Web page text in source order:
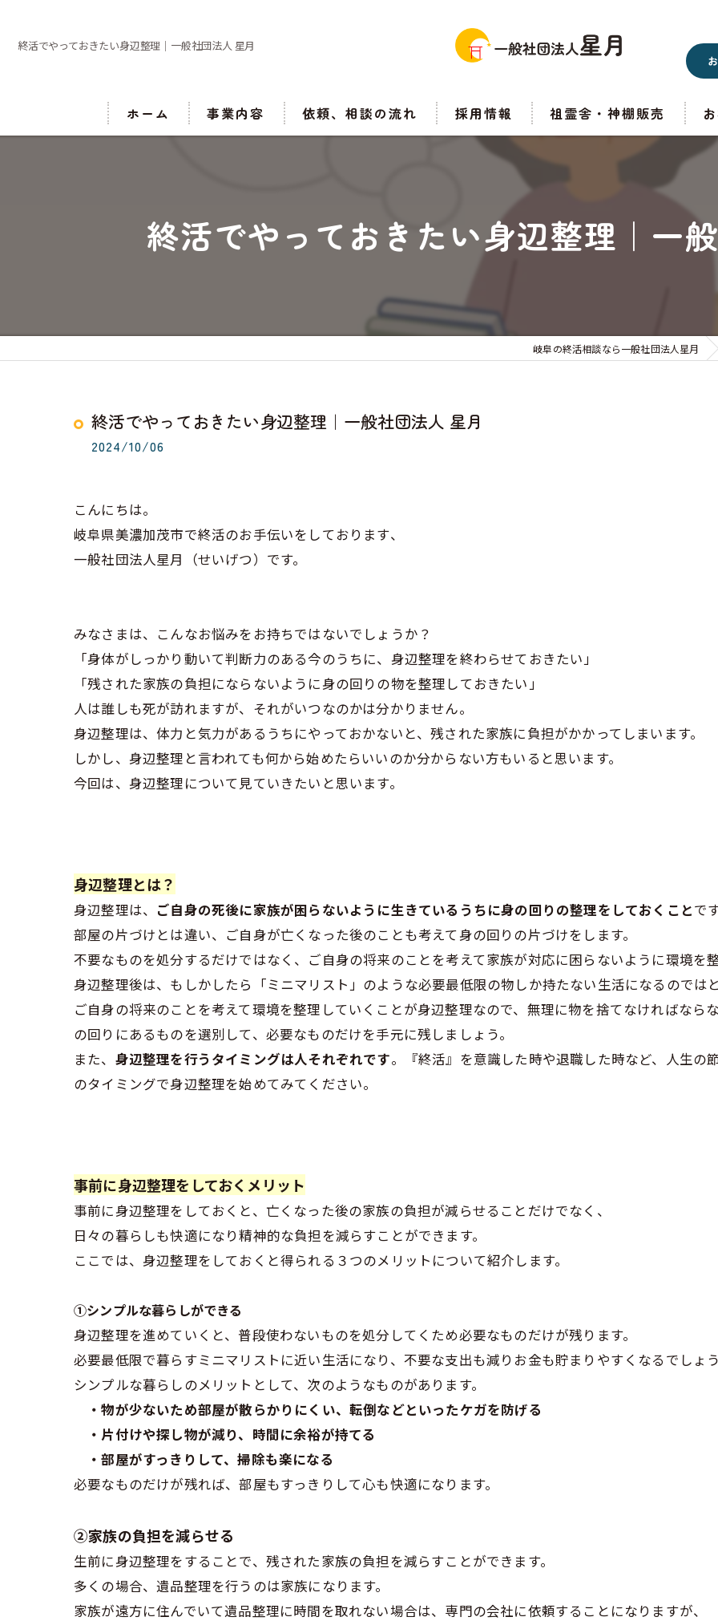
終活でやっておきたい身辺整理｜一般社団法人 星月
ホーム 事業内容 依頼、相談の流れ 採用情報 祖霊舎・神棚販売
終活でやっておきたい身辺整理｜一
岐阜の終活相談なら一般社団法人星月
終活でやっておきたい身辺整理｜一般社団法人 星月
2024/10/06
こんにちは。
岐阜県美濃加茂市で終活のお手伝いをしております、
一般社団法人星月（せいげつ）です。
みなさまは、こんなお悩みをお持ちではないでしょうか？
「身体がしっかり動いて判断力のある今のうちに、身辺整理を終わらせておきたい」
「残された家族の負担にならないように身の回りの物を整理しておきたい」
人は誰しも死が訪れますが、それがいつなのかは分かりません。
身辺整理は、体力と気力があるうちにやっておかないと、残された家族に負担がかかってしまいます。
しかし、身辺整理と言われても何から始めたらいいのか分からない方もいると思います。
今回は、身辺整理について見ていきたいと思います。
身辺整理とは？
身辺整理は、 ご自身の死後に家族が困らないように生きているうちに身の回りの整理をしておくことです
部屋の片づけとは違い、ご自身が亡くなった後のことも考えて身の回りの片づけをします。
不要なものを処分するだけではなく、ご自身の将来のことを考えて家族が対応に困らないように環境を
身辺整理後は、もしかしたら「ミニマリスト」のような必要最低限の物しか持たない生活になるのでは
ご自身の将来のことを考えて環境を整理していくことが身辺整理なので、無理に物を捨てなければなら
の回りにあるものを選別して、必要なものだけを手元に残しましょう。
また、 身辺整理を行うタイミングは人それぞれです。『終活』を意識した時や退職した時など、人生の
のタイミングで身辺整理を始めてみてください。
事前に身辺整理をしておくメリット
事前に身辺整理をしておくと、亡くなった後の家族の負担が減らせることだけでなく、
日々の暮らしも快適になり精神的な負担を減らすことができます。
ここでは、身辺整理をしておくと得られる３つのメリットについて紹介します。
①シンプルな暮らしができる
身辺整理を進めていくと、普段使わないものを処分してくため必要なものだけが残ります。
必要最低限で暮らすミニマリストに近い生活になり、不要な支出も減りお金も貯まりやすくなるでしょう
シンプルな暮らしのメリットとして、次のようなものがあります。
・物が少ないため部屋が散らかりにくい、転倒などといったケガを防げる
・片付けや探し物が減り、時間に余裕が持てる
・部屋がすっきりして、掃除も楽になる
必要なものだけが残れば、部屋もすっきりして心も快適になります。
②家族の負担を減らせる
生前に身辺整理をすることで、残された家族の負担を減らすことができます。
多くの場合、遺品整理を行うのは家族になります。
家族が遠方に住んでいて遺品整理に時間を取れない場合は、専門の会社に依頼することになりますが、